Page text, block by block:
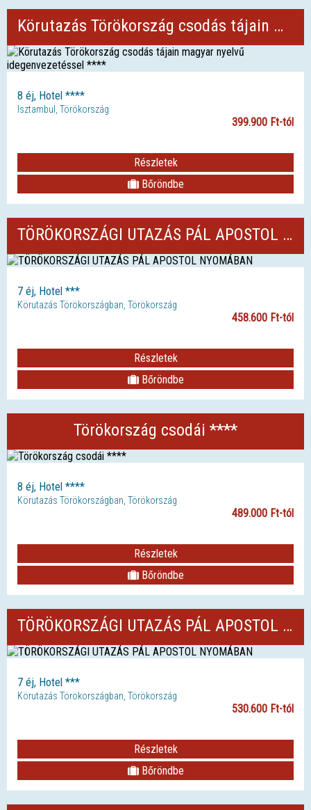
Körutazás Törökország csodás tájain magyar nyelvű idegenvezetéssel ****
8 éj, Hotel ****
Isztambul, Törökország
399.900 Ft-tól
Részletek
Bőröndbe
TÖRÖKORSZÁGI UTAZÁS PÁL APOSTOL NYOMÁBAN
7 éj, Hotel ***
Körutazás Törökországban, Törökország
458.600 Ft-tól
Részletek
Bőröndbe
Törökország csodái ****
8 éj, Hotel ****
Körutazás Törökországban, Törökország
489.000 Ft-tól
Részletek
Bőröndbe
TÖRÖKORSZÁGI UTAZÁS PÁL APOSTOL NYOMÁBAN
7 éj, Hotel ***
Körutazás Törökországban, Törökország
530.600 Ft-tól
Részletek
Bőröndbe